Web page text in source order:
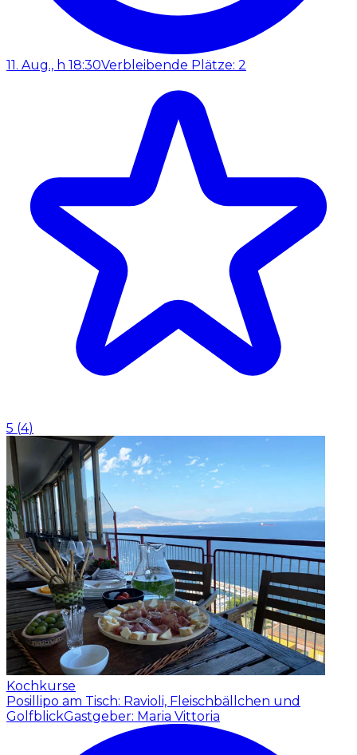
11. Aug., h 18:30Verbleibende Plätze: 2
5 (4)
Kochkurse
Posillipo am Tisch: Ravioli, Fleischbällchen und
GolfblickGastgeber: Maria Vittoria